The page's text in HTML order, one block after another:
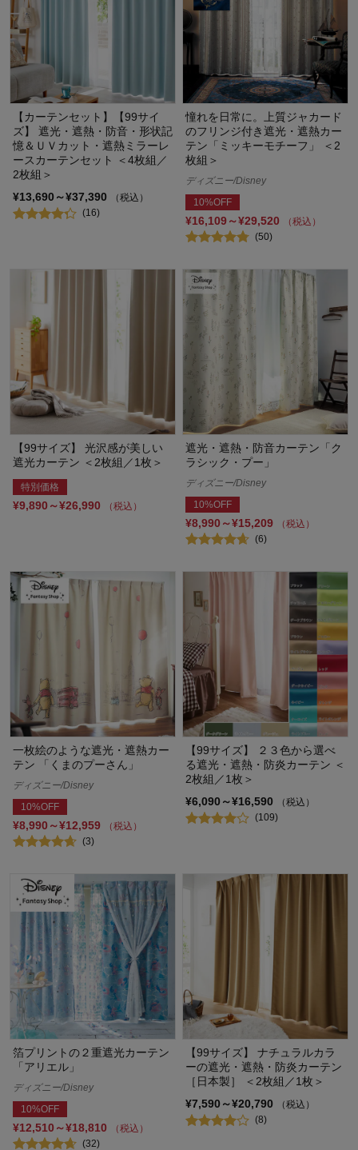
【カーテンセット】【99サイ
ズ】 遮光・遮熱・防音・形状記
憶＆ＵＶカット・遮熱ミラーレ
ースカーテンセット ＜4枚組／
2枚組＞
¥13,690～¥37,390
（税込）
(16)
憧れを日常に。上質ジャカード
のフリンジ付き遮光・遮熱カー
テン「ミッキーモチーフ」 ＜2
枚組＞
ディズニー/Disney
10%OFF
¥16,109～¥29,520
（税込）
(50)
【99サイズ】 光沢感が美しい
遮光カーテン ＜2枚組／1枚＞
特別価格
¥9,890～¥26,990 （税込）
遮光・遮熱・防音カーテン「ク
ラシック・プー」
ディズニー/Disney
10%OFF
¥8,990～¥15,209
（税込）
(6)
一枚絵のような遮光・遮熱カー
テン 「くまのプーさん」
ディズニー/Disney
10%OFF
¥8,990～¥12,959
（税込）
(3)
【99サイズ】 ２３色から選べ
る遮光・遮熱・防炎カーテン ＜
2枚組／1枚＞
¥6,090～¥16,590
（税込）
(109)
箔プリントの２重遮光カーテン
「アリエル」
ディズニー/Disney
10%OFF
¥12,510～¥18,810
（税込）
(32)
【99サイズ】 ナチュラルカラ
ーの遮光・遮熱・防炎カーテン
［日本製］ ＜2枚組／1枚＞
¥7,590～¥20,790
（税込）
(8)